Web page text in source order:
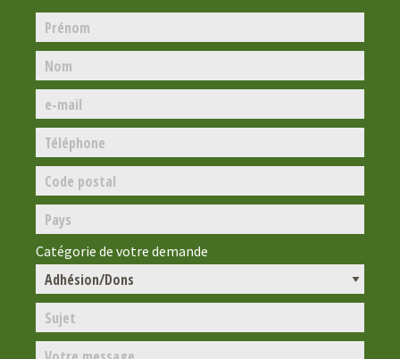
Catégorie de votre demande